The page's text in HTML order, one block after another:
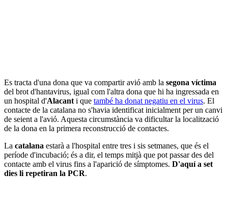
Es tracta d'una dona que va compartir avió amb la segona víctima
del brot d'hantavirus, igual com l'altra dona que hi ha ingressada en
un hospital d'Alacant i que també ha donat negatiu en el virus. El
contacte de la catalana no s'havia identificat inicialment per un canvi
de seient a l'avió. Aquesta circumstància va dificultar la localització
de la dona en la primera reconstrucció de contactes.
La catalana estarà a l'hospital entre tres i sis setmanes, que és el
període d'incubació; és a dir, el temps mitjà que pot passar des del
contacte amb el virus fins a l'aparició de símptomes. D'aquí a set
dies li repetiran la PCR.